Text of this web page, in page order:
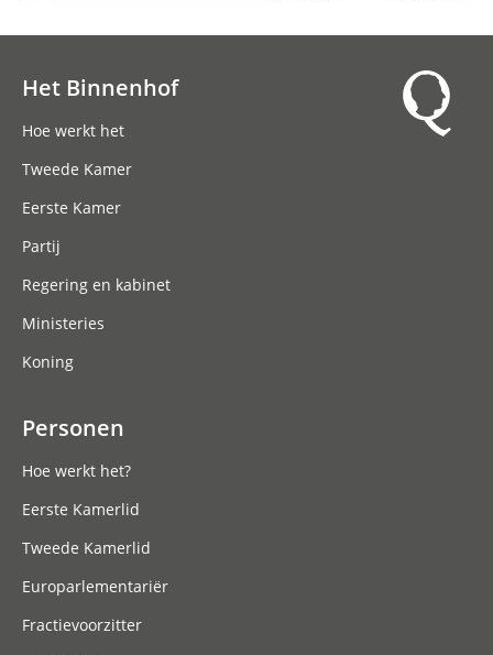
Het Binnenhof
Hoe werkt het
Tweede Kamer
Eerste Kamer
Partij
Regering en kabinet
Ministeries
Koning
Personen
Hoe werkt het?
Eerste Kamerlid
Tweede Kamerlid
Europarlementariër
Fractievoorzitter